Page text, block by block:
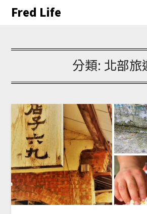
Fred Life
分類: 北部旅